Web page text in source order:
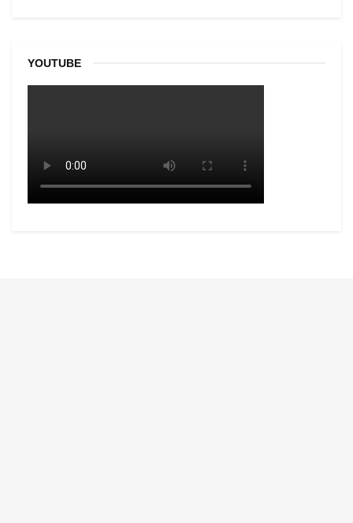
YOUTUBE